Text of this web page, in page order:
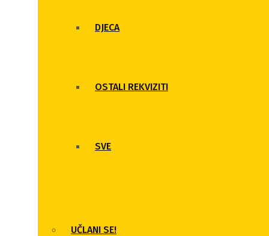
DJECA
OSTALI REKVIZITI
SVE
UČLANI SE!